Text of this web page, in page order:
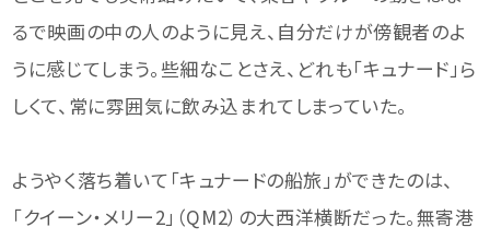
るで映画の中の人のように見え、自分だけが傍観者のよ
うに感じてしまう。些細なことさえ、どれも「キュナード」ら
しくて、常に雰囲気に飲み込まれてしまっていた。
ようやく落ち着いて「キュナードの船旅」ができたのは、
「クイーン・メリー2」（QM2）の大西洋横断だった。無寄港